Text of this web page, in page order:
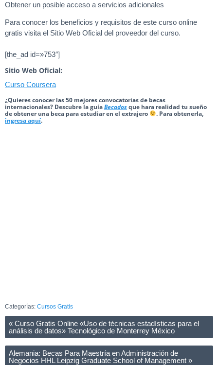
Obtener un posible acceso a servicios adicionales
Para conocer los beneficios y requisitos de este curso online
gratis visita el Sitio Web Oficial del proveedor del curso.
[the_ad id=»753″]
Sitio Web Oficial:
Curso Coursera
¿Quieres conocer las 50 mejores convocatorias de becas
internacionales? Descubre la guíaBecadosque hara realidad tu sueño
de obtener una beca para estudiar en el extrajero
. Para obtenerla,
ingresa aquí.
Categorías: Cursos Gratis
« Curso Gratis Online «Uso de técnicas estadísticas para el
análisis de datos» Tecnológico de Monterrey México
Alemania: Becas Para Maestría en Administración de
Negocios HHL Leipzig Graduate School of Management »